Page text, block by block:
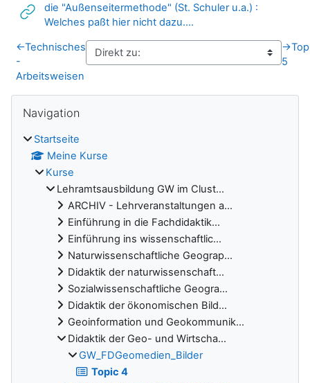
die "Außenseitermethode" (St. Schuler u.a.) :
Welches paßt hier nicht dazu....
←Technisches
-
Arbeitsweisen
→
5
Navigation
Startseite
Meine Kurse
Kurse
Lehramtsausbildung GW im Clust...
ARCHIV - Lehrveranstaltungen a...
Einführung in die Fachdidaktik...
Einführung ins wissenschaftlic...
Naturwissenschaftliche Geograp...
Didaktik der naturwissenschaft...
Sozialwissenschaftliche Geogra...
Didaktik der ökonomischen Bild...
Geoinformation und Geokommunik...
Didaktik der Geo- und Wirtscha...
GW_FDGeomedien_Bilder
Topic 4